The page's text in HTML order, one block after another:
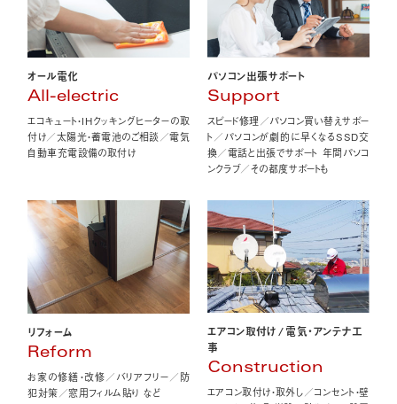
オール電化
All-electric
エコキュート・IHクッキングヒーターの取
付け／太陽光・蓄電池のご相談／電気
自動車充電設備の取付け
パソコン出張サポート
Support
スピード修理／パソコン買い替えサポー
ト／パソコンが劇的に早くなるSSD交
換／電話と出張でサポート 年間パソコ
ンクラブ／その都度サポートも
リフォーム
Reform
お家の修繕・改修／バリアフリー／防
犯対策／窓用フィルム貼り など
エアコン取付け/電気・アンテナ工
事
Construction
エアコン取付け・取外し／コンセント・壁